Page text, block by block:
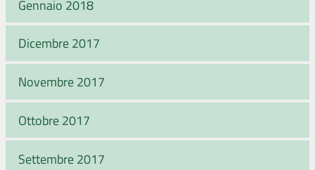
Gennaio 2018
Dicembre 2017
Novembre 2017
Ottobre 2017
Settembre 2017